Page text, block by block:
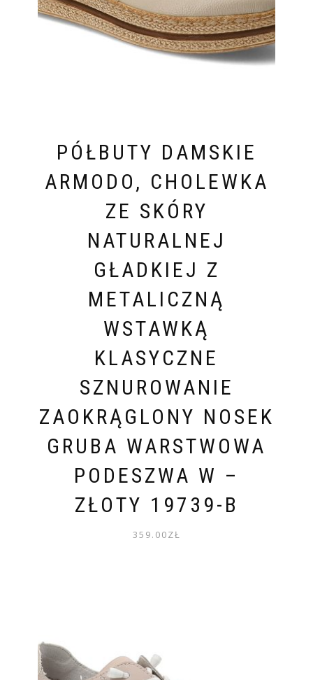
PÓŁBUTY DAMSKIE
ARMODO, CHOLEWKA
ZE SKÓRY
NATURALNEJ
GŁADKIEJ Z
METALICZNĄ
WSTAWKĄ
KLASYCZNE
SZNUROWANIE
ZAOKRĄGLONY NOSEK
GRUBA WARSTWOWA
PODESZWA W –
ZŁOTY 19739-B
359.00ZŁ